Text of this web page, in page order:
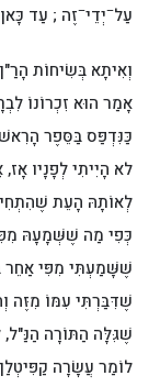
עַל–יְדֵי–זֶה ; עַד
וְאִיתָא בְּשִׂיחוֹת
אָמַר הוּא זִכְרוֹנוֹ
כַּנִּדְפַּס בַּסֵּפֶר
לא הָיִיתִי לְפָנָיו
לְאוֹתָהּ הָעֵת
כְּפִי מַה שֶׁשְּׁמָעָהּ
שֶׁשָּׁמַעְתִּי מִפִּי אַחֵר
שֶׁדִּבַּרְתִּי עִמּוֹ מִזֶּה
שֶׁגִּלָּה הַתּוֹרָה הַנַּ"ל,
לוֹמַר עֲשָׂרָה